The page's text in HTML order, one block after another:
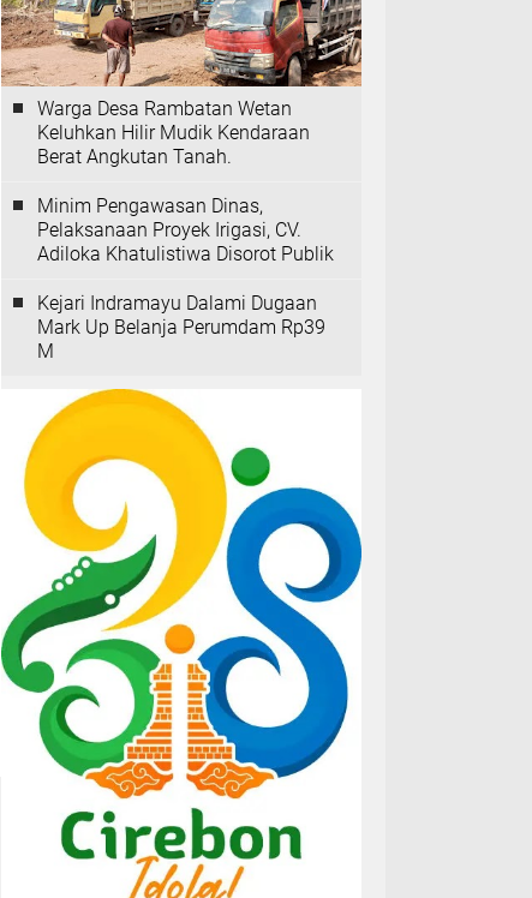
Warga Desa Rambatan Wetan
Keluhkan Hilir Mudik Kendaraan
Berat Angkutan Tanah.
Minim Pengawasan Dinas,
Pelaksanaan Proyek Irigasi, CV.
Adiloka Khatulistiwa Disorot Publik
Kejari Indramayu Dalami Dugaan
Mark Up Belanja Perumdam Rp39
M